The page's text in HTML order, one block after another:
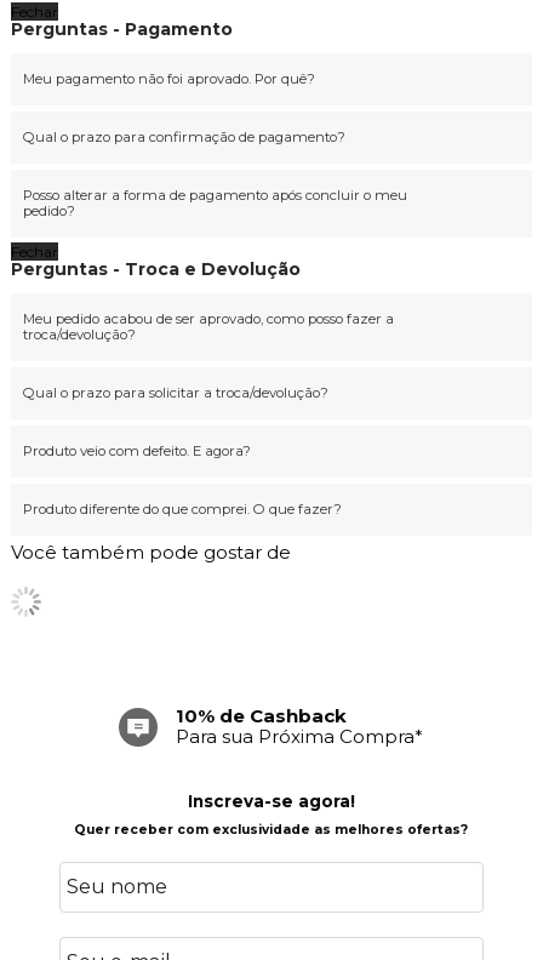
Fechar
Perguntas - Pagamento
Meu pagamento não foi aprovado. Por quê?
Qual o prazo para confirmação de pagamento?
Posso alterar a forma de pagamento após concluir o meu
pedido?
Fechar
Perguntas - Troca e Devolução
Meu pedido acabou de ser aprovado, como posso fazer a
troca/devolução?
Qual o prazo para solicitar a troca/devolução?
Produto veio com defeito. E agora?
Produto diferente do que comprei. O que fazer?
Você também pode gostar de
Frete Grátis
Acima de R$ 699,00
Inscreva-se agora!
Quer receber com exclusividade as melhores ofertas?